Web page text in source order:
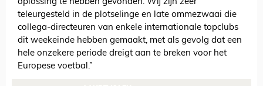
oplossing te hebben gevonden. Wij zijn zeer
teleurgesteld in de plotselinge en late ommezwaai die
collega-directeuren van enkele internationale topclubs
dit weekeinde hebben gemaakt, met als gevolg dat een
hele onzekere periode dreigt aan te breken voor het
Europese voetbal.”